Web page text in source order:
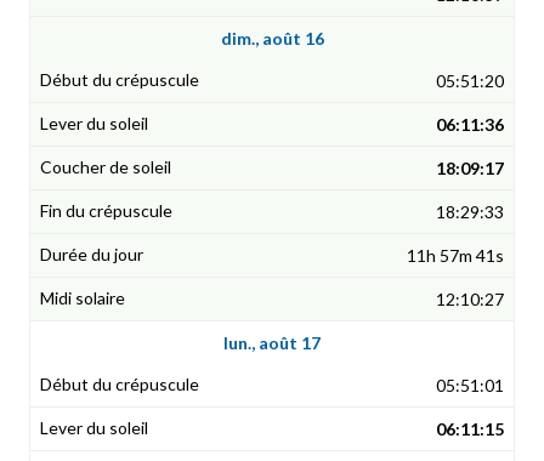
dim., août 16
05:51:20
06:11:36
18:09:17
18:29:33
11h 57m 41s
12:10:27
lun., août 17
05:51:01
06:11:15